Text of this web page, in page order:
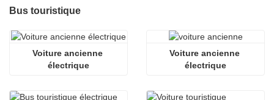
Bus touristique
Voiture ancienne
électrique
Voiture ancienne
électrique